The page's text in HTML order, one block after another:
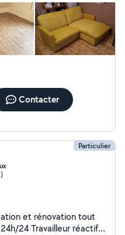
Merci à lui.
Contacter
Particulier
et rénovation tout